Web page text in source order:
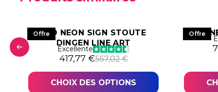
€.
€.
OffreLED NEON SIGN STOUTE
DINGEN LINE ART
Excellente
557,02€
Le prix initial était : 557,02 €.
417,77 €
Le prix actuel est : 417,77 €.
CHOIX DES OPTIONS
Offre